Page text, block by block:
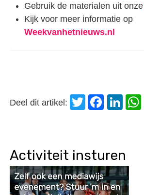
Gebruik de materialen uit onze
Kijk voor meer informatie op
Weekvanhetnieuws.nl
Deel dit artikel: Twitter
Activiteit insturen